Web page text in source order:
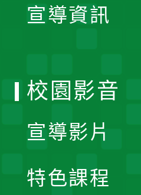
宣導資訊
校園影音
宣導影片
特色課程